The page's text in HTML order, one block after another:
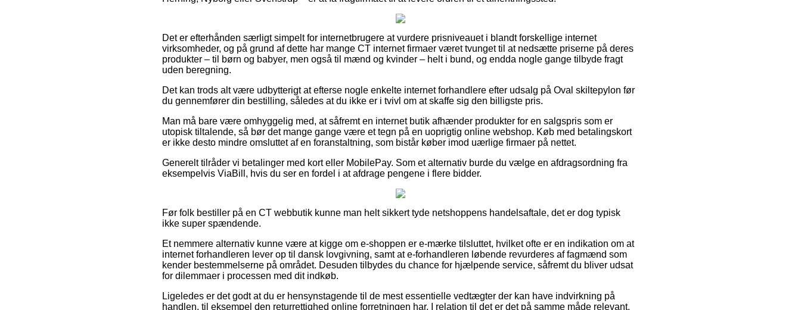
Det er efterhånden særligt simpelt for internetbrugere at vurdere prisniveauet i blandt forskellige internet
virksomheder, og på grund af dette har mange CT internet firmaer været tvunget til at nedsætte priserne på deres
produkter – til børn og babyer, men også til mænd og kvinder – helt i bund, og endda nogle gange tilbyde fragt
uden beregning.
Det kan trods alt være udbytterigt at efterse nogle enkelte internet forhandlere efter udsalg på Oval skiltepylon før
du gennemfører din bestilling, således at du ikke er i tvivl om at skaffe sig den billigste pris.
Man må bare være omhyggelig med, at såfremt en internet butik afhænder produkter for en salgspris som er
utopisk tiltalende, så bør det mange gange være et tegn på en uoprigtig online webshop. Køb med betalingskort
er ikke desto mindre omsluttet af en foranstaltning, som bistår køber imod uærlige firmaer på nettet.
Generelt tilråder vi betalinger med kort eller MobilePay. Som et alternativ burde du vælge en afdragsordning fra
eksempelvis ViaBill, hvis du ser en fordel i at afdrage pengene i flere bidder.
Før folk bestiller på en CT webbutik kunne man helt sikkert tyde netshoppens handelsaftale, det er dog typisk
ikke super spændende.
Et nemmere alternativ kunne være at kigge om e-shoppen er e-mærke tilsluttet, hvilket ofte er en indikation om at
internet forhandleren lever op til dansk lovgivning, samt at e-forhandleren løbende revurderes af fagmænd som
kender bestemmelserne på området. Desuden tilbydes du chance for hjælpende service, såfremt du bliver udsat
for dilemmaer i processen med dit indkøb.
Ligeledes er det godt at du er hensynstagende til de mest essentielle vedtægter der kan have indvirkning på
handlen, til eksempel den returrettighed online forretningen har. I relation til det er det på samme måde relevant,